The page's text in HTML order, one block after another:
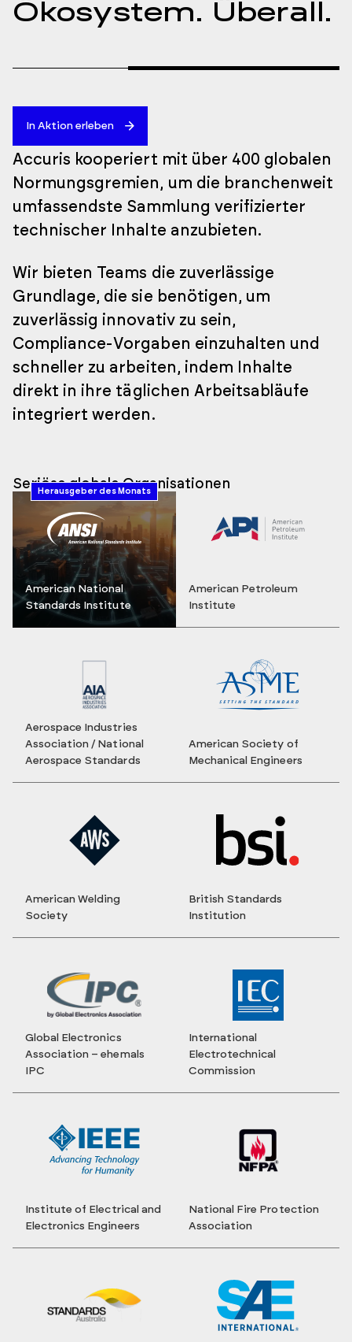
Ökosystem. Überall.
In Aktion erleben
Accuris kooperiert mit über 400 globalen
Normungsgremien, um die branchenweit
umfassendste Sammlung verifizierter
technischer Inhalte anzubieten.
Wir bieten Teams die zuverlässige
Grundlage, die sie benötigen, um
zuverlässig innovativ zu sein,
Compliance-Vorgaben einzuhalten und
schneller zu arbeiten, indem Inhalte
direkt in ihre täglichen Arbeitsabläufe
integriert werden.
Seriöse globale Organisationen
Herausgeber des Monats
American National
Standards Institute
American Petroleum
Institute
Aerospace Industries
Association / National
Aerospace Standards
American Society of
Mechanical Engineers
American Welding
Society
British Standards
Institution
Global Electronics
Association – ehemals
IPC
International
Electrotechnical
Commission
Institute of Electrical and
Electronics Engineers
National Fire Protection
Association